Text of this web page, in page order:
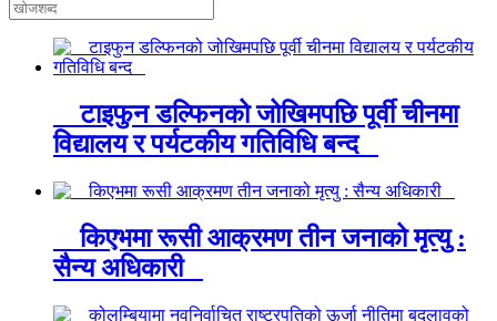
टाइफुन डल्फिनको जोखिमपछि पूर्वी चीनमा
विद्यालय र पर्यटकीय गतिविधि बन्द
किएभमा रूसी आक्रमण तीन जनाको मृत्यु :
सैन्य अधिकारी